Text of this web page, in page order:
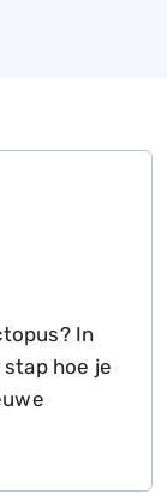
In
hoe je